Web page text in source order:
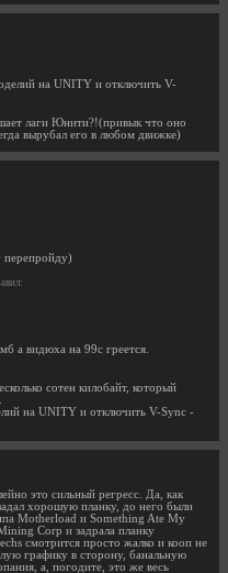
на UNITY и отключить V-
лаги Юнити?!(привык что оно
вырубал его в любом движке)
а видюха на 99с греется.
сотен килобайт, который
на UNITY и отключить V-Sync -
это сильный регресс. Да, как
хорошую планку, до него были
Motherload и Something Ate My
Corp и задрала планку
смотрится просто жалко и кооп не
графику в сторону, банальную
а, погодите, это же весь